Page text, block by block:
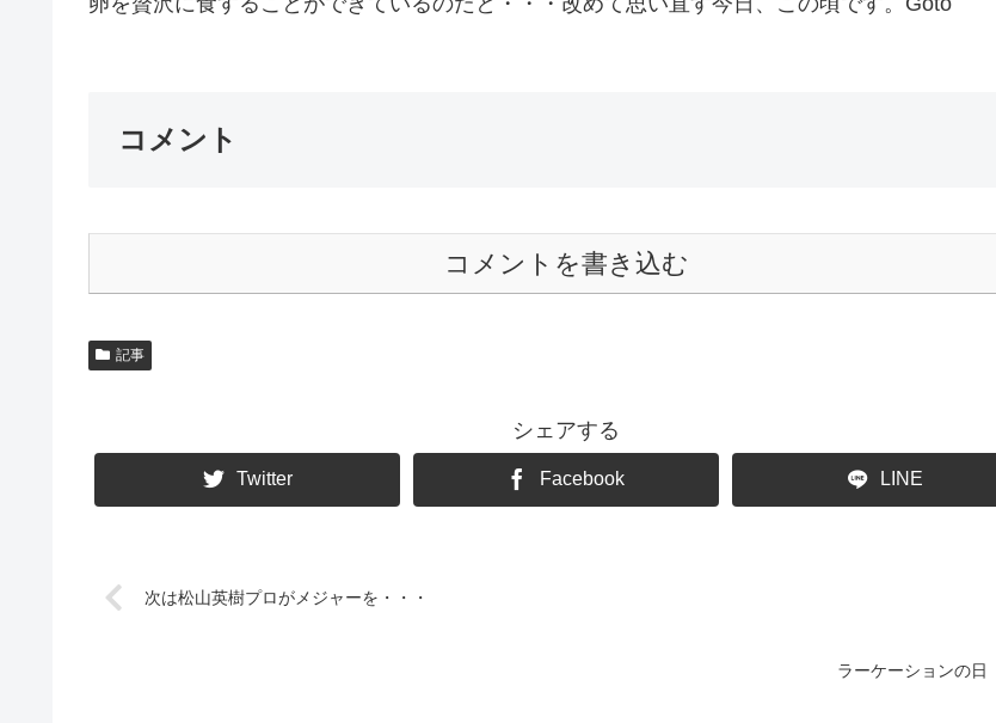
コメント
コメントを書き込む
記事
シェアする
Twitter Facebook LINE
次は松山英樹プロがメジャーを・・・
ラーケーションの日